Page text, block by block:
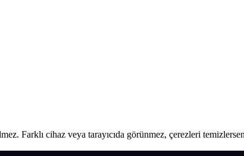
Farklı cihaz veya tarayıcıda görünmez, çerezleri